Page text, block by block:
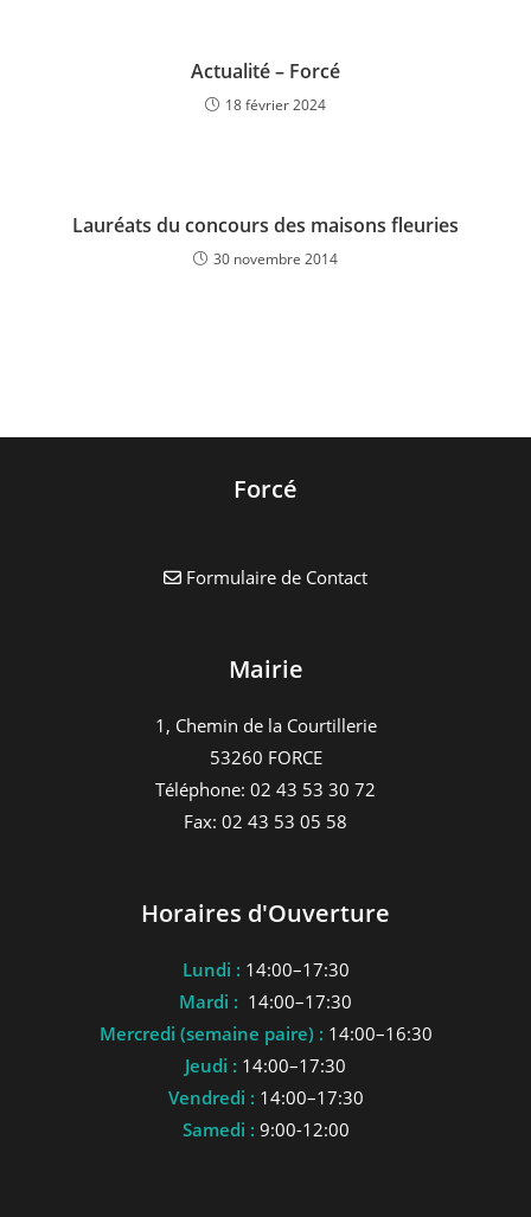
Actualité – Forcé
18 février 2024
Lauréats du concours des maisons fleuries
30 novembre 2014
Forcé
Formulaire de Contact
Mairie
1, Chemin de la Courtillerie
53260 FORCE
Téléphone: 02 43 53 30 72
Fax: 02 43 53 05 58
Horaires d'Ouverture
Lundi : 14:00–17:30
Mardi : 14:00–17:30
Mercredi (semaine paire) : 14:00–16:30
Jeudi : 14:00–17:30
Vendredi : 14:00–17:30
Samedi : 9:00-12:00